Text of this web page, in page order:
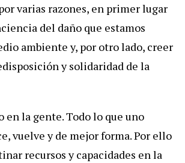
varias razones, en primer lugar
del daño que estamos
ambiente y, por otro lado, creer
y solidaridad de la
en la gente. Todo lo que uno
vuelve y de mejor forma. Por ello
recursos y capacidades en la